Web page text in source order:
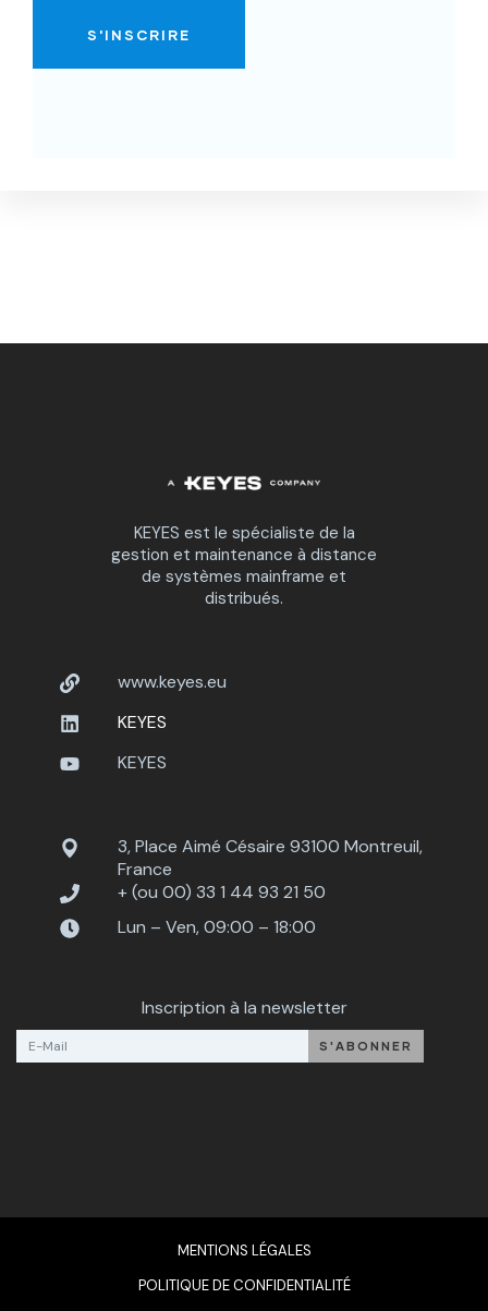
KEYES est le spécialiste de la
gestion et maintenance à distance
de systèmes mainframe et
distribués.
www.keyes.eu
KEYES
KEYES
3, Place Aimé Césaire 93100 Montreuil,
France
+ (ou 00) 33 1 44 93 21 50
Lun – Ven, 09:00 – 18:00
Inscription à la newsletter
MENTIONS LÉGALES
POLITIQUE DE CONFIDENTIALITÉ